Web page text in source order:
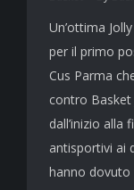
Un’ottima
per il primo
Cus Parma
contro
dall’inizio alla
antisportivi ai
hanno dovuto